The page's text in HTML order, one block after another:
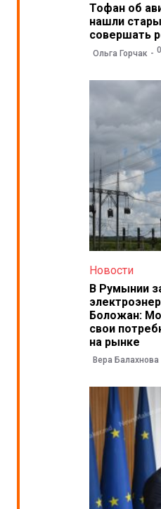
Тофан об
нашли
совершать
Ольга Горчак
Новости
В Румынии
Боложан:
свои
на рынке
Вера Балахнова